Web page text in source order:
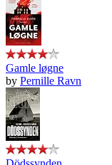
Gamle løgne
by Pernille Ravn